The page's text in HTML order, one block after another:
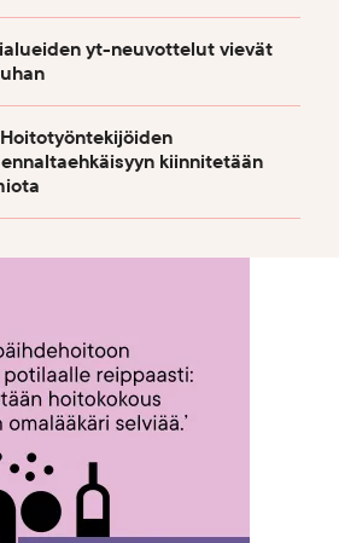
yt-neuvottelut vievät
kiinnitetään